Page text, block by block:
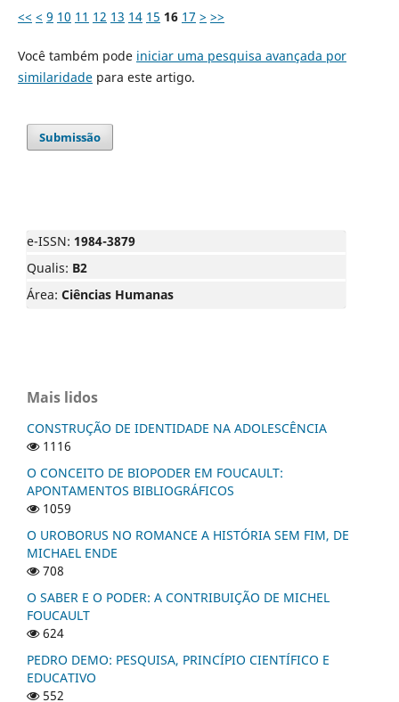
<< < 9 10 11 12 13 14 15 16 17 > >>
Você também pode iniciar uma pesquisa avançada por
similaridadepara este artigo.
Submissão
e-ISSN: 1984-3879
Qualis: B2
Área: Ciências Humanas
Mais lidos
CONSTRUÇÃO DE IDENTIDADE NA ADOLESCÊNCIA
1116
O CONCEITO DE BIOPODER EM FOUCAULT:
APONTAMENTOS BIBLIOGRÁFICOS
1059
O UROBORUS NO ROMANCE A HISTÓRIA SEM FIM, DE
MICHAEL ENDE
708
O SABER E O PODER: A CONTRIBUIÇÃO DE MICHEL
FOUCAULT
624
PEDRO DEMO: PESQUISA, PRINCÍPIO CIENTÍFICO E
EDUCATIVO
552